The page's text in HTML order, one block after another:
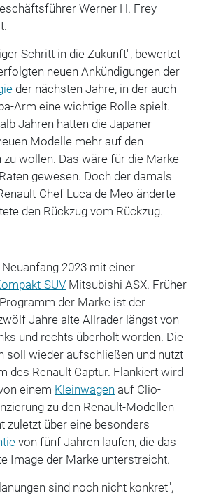
Werner H. Frey
Schritt in die Zukunft", bewertet
neuen Ankündigungen der
der nächsten Jahre, in der auch
Arm eine wichtige Rolle spielt.
Jahren hatten die Japaner
Modelle mehr auf den
zu wollen. Das wäre für die Marke
gewesen. Doch der damals
Chef Luca de Meo änderte
den Rückzug vom Rückzug.
2023 mit einer
SUVMitsubishi ASX. Früher
der Marke ist der
Jahre alte Allrader längst von
und rechts überholt worden. Die
soll wieder aufschließen und nutzt
des Renault Captur. Flankiert wird
einem Kleinwagen auf Clio-
zu den Renault-Modellen
zuletzt über eine besonders
von fünf Jahren laufen, die das
Image der Marke unterstreicht.
sind noch nicht konkret",